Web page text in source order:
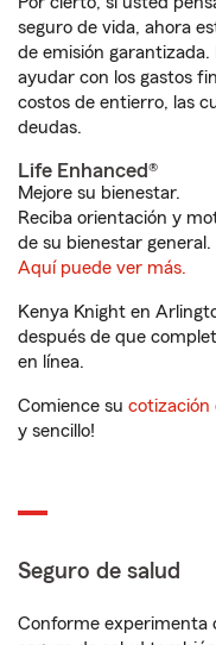
seguro de vida, ahora
de emisión
ayudar con los gastos
costos de entierro, las
deudas.
Life Enhanced®
Mejore su bienestar.
Reciba orientación y
de su bienestar general.
Aquí puede ver más.
Kenya Knight en
después de que
en línea.
Comience su cotización
y sencillo!
Seguro de salud
Conforme experimenta